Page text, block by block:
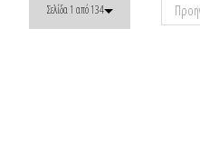
Σελίδα 1 από 134